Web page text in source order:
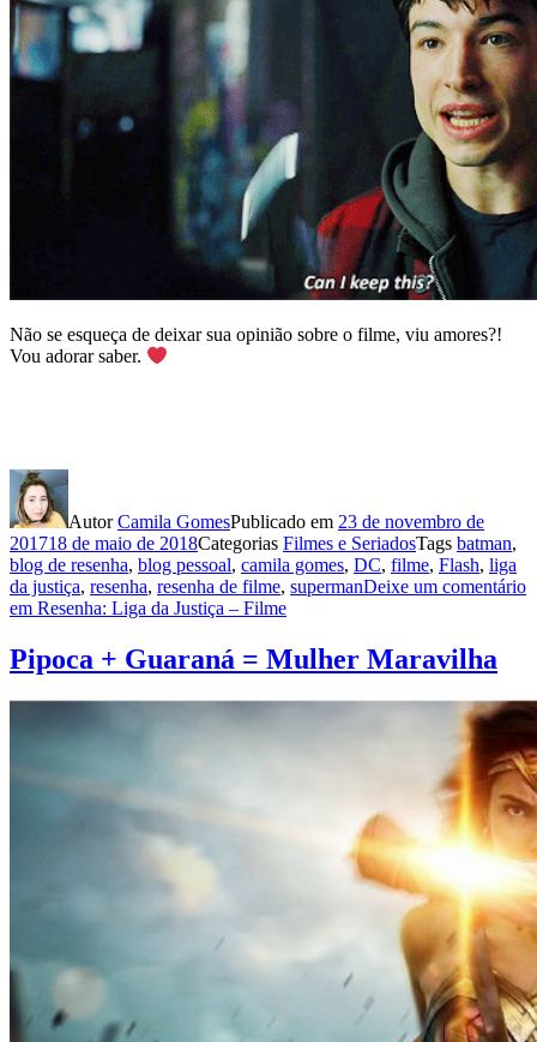
Não se esqueça de deixar sua opinião sobre o filme, viu amores?!
Vou adorar saber.
AutorCamila GomesPublicado em 23 de novembro de
201718 de maio de 2018Categorias Filmes e SeriadosTags batman,
blog de resenha, blog pessoal, camila gomes, DC, filme, Flash, liga
da justiça, resenha, resenha de filme, supermanDeixe um comentário
em Resenha: Liga da Justiça – Filme
Pipoca + Guaraná = Mulher Maravilha